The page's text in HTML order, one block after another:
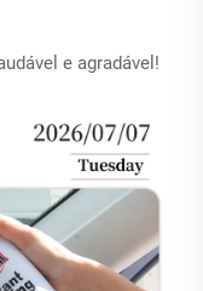
e agradável!